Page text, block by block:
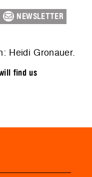
NEWSLETTER
Heidi Gronauer.
find us